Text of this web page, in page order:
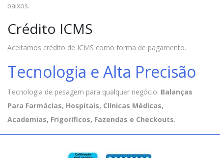
baixos.
Crédito ICMS
Aceitamos crédito de ICMS como forma de pagamento.
Tecnologia e Alta Precisão
Tecnologia de pesagem para qualquer negócio: Balanças
Para Farmácias, Hospitais, Clínicas Médicas,
Academias, Frigoríficos, Fazendas e Checkouts.